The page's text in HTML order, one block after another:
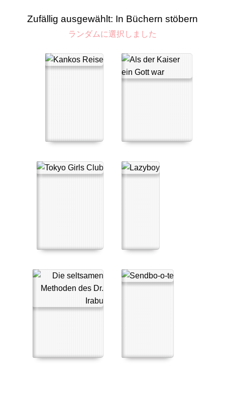
Zufällig ausgewählt: In Büchern stöbern
ランダムに選択しました